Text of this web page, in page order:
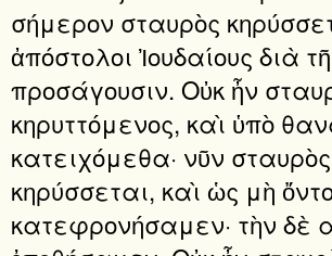
σήμερον σταυρὸς
ἀπόστολοι Ἰουδαίους διὰ
προσάγουσιν. Οὐκ ἦν
κηρυττόμενος, καὶ ὑπὸ
κατειχόμεθα· νῦν σταυρὸς
κηρύσσεται, καὶ ὡς μὴ
κατεφρονήσαμεν· τὴν δὲ